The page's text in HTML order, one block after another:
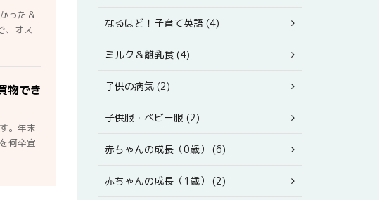
った＆
、オス
物でき
。年末
何卒宜
なるほど！子育て英語 (4)
ミルク＆離乳食 (4)
子供の病気 (2)
子供服・ベビー服 (2)
赤ちゃんの成長（0歳） (6)
赤ちゃんの成長（1歳） (2)